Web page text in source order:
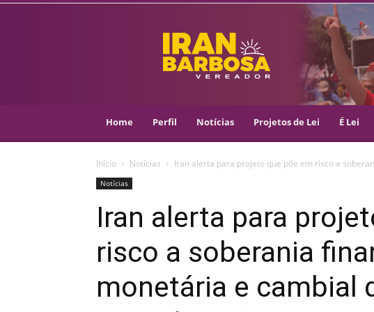
IRAN
BARBOSA
–
VEREADOR
–
Home Perfil Notícias Projetos de Lei É Lei
Início Notícias Iran alerta para projeto que põe em risco a
Notícias
Iran alerta para
risco a soberania
monetária e cambial